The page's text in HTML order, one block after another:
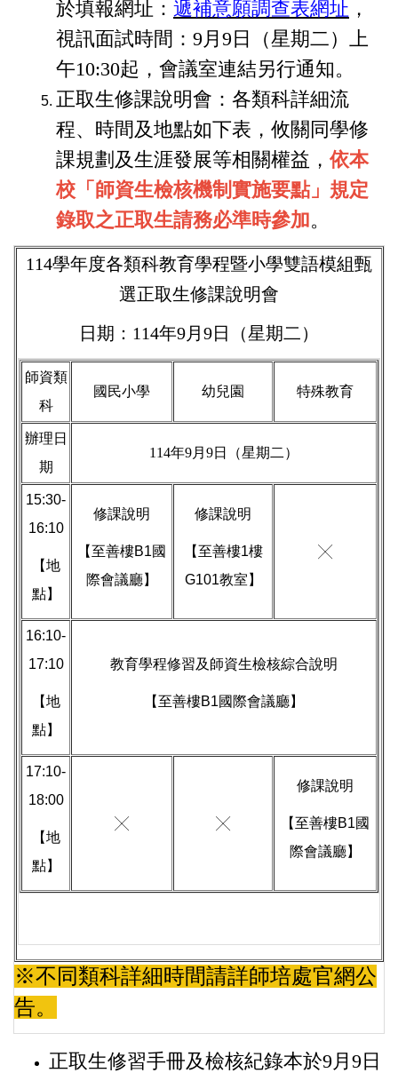
於填報網址： 遞補意願調查表網址 ，
視訊面試時間：9月9日（星期二）上
午10:30起，會議室連結另行通知。
正取生修課說明會：各類科詳細流
程、時間及地點如下表，攸關同學修
課規劃及生涯發展等相關權益， 依本
校「師資生檢核機制實施要點」規定
錄取之正取生請務必準時參加。
114學年度各類科教育學程暨小學雙語模組甄
選正取生修課說明會
日期：114年9月9日（星期二）
師資類
科
國民小學 幼兒園 特殊教育
辦理日
期
114年9月9日（星期二）
15:30-
16:10
【地
點】
修課說明
【至善樓B1國
際會議廳】
修課說明
【至善樓1樓
G101教室】
╳
16:10-
17:10
【地
點】
教育學程修習及師資生檢核綜合說明
【至善樓B1國際會議廳】
17:10-
18:00
【地
點】
╳ ╳
修課說明
【至善樓B1國
際會議廳】
※不同類科詳細時間請詳師培處官網公
告。
正取生修習手冊及檢核紀錄本於9月9日